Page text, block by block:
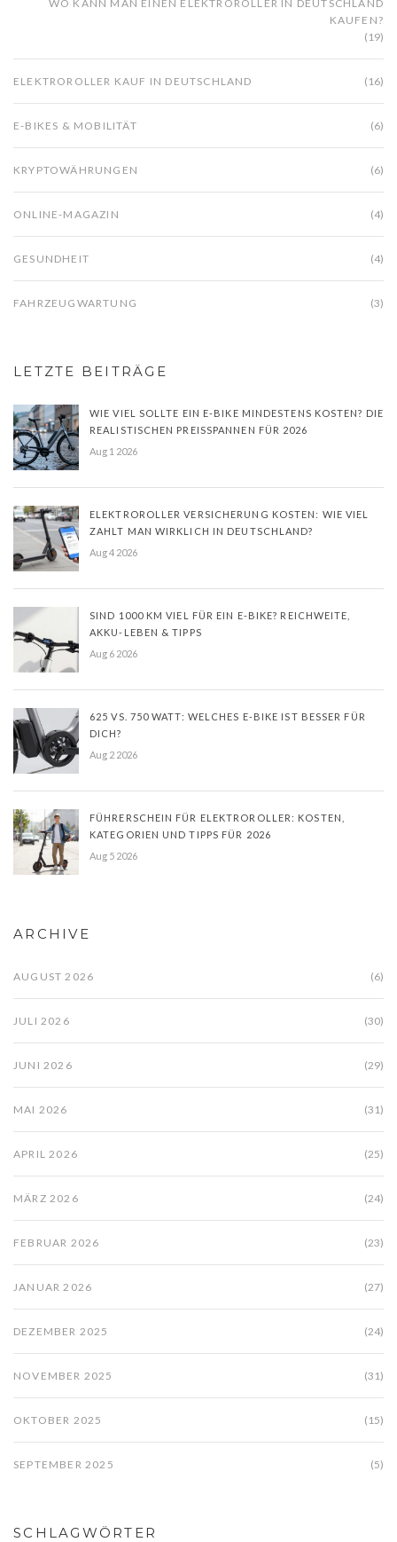
WO KANN MAN EINEN ELEKTROROLLER IN DEUTSCHLAND
KAUFEN?
(19)
ELEKTROROLLER KAUF IN DEUTSCHLAND (16)
E-BIKES & MOBILITÄT (6)
KRYPTOWÄHRUNGEN (6)
ONLINE-MAGAZIN (4)
GESUNDHEIT (4)
FAHRZEUGWARTUNG (3)
LETZTE BEITRÄGE
WIE VIEL SOLLTE EIN E-BIKE MINDESTENS KOSTEN? DIE
REALISTISCHEN PREISSPANNEN FÜR 2026
Aug 1 2026
ELEKTROROLLER VERSICHERUNG KOSTEN: WIE VIEL
ZAHLT MAN WIRKLICH IN DEUTSCHLAND?
Aug 4 2026
SIND 1000 KM VIEL FÜR EIN E-BIKE? REICHWEITE,
AKKU-LEBEN & TIPPS
Aug 6 2026
625 VS. 750 WATT: WELCHES E-BIKE IST BESSER FÜR
DICH?
Aug 2 2026
FÜHRERSCHEIN FÜR ELEKTROROLLER: KOSTEN,
KATEGORIEN UND TIPPS FÜR 2026
Aug 5 2026
ARCHIVE
AUGUST 2026 (6)
JULI 2026 (30)
JUNI 2026 (29)
MAI 2026 (31)
APRIL 2026 (25)
MÄRZ 2026 (24)
FEBRUAR 2026 (23)
JANUAR 2026 (27)
DEZEMBER 2025 (24)
NOVEMBER 2025 (31)
OKTOBER 2025 (15)
SEPTEMBER 2025 (5)
SCHLAGWÖRTER